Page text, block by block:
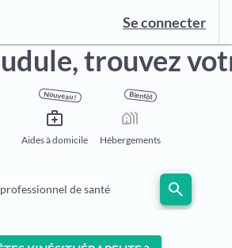
Se connecter
trouvez
Nouveau !
medical_services
Aides à domicile
Bientôt
holiday_village
Hébergements
de santé search